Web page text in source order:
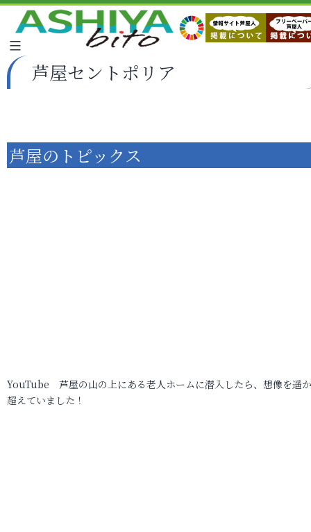
芦屋セントポリア
芦屋のトピックス
YouTube 芦屋の山の上にある老人ホームに潜入したら、想像を遥
超えていました！